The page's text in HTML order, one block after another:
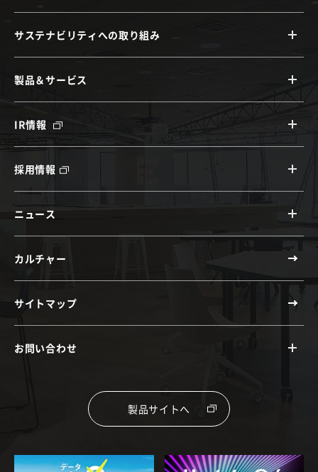
サステナビリティへの取り組み
製品＆サービス
IR情報
採用情報
ニュース
カルチャー
サイトマップ
お問い合わせ
製品サイトへ